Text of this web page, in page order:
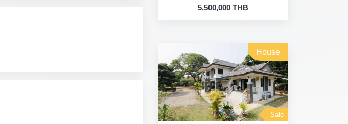
5,500,000 THB
House
Sale